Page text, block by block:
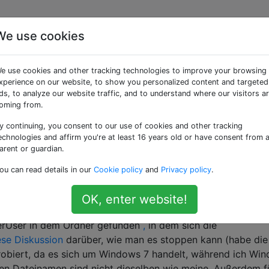
die Erstellung von%
häufig genug. Dieser Ordner
jedes Mal erstellt, wenn ich Skype öffne. Alternativ im
von
C:\Users\%username%\Tracing ?
in dem Ordner gefunden,in dem sich die
Diskussion darüber, wie man es stoppen kann (habe
da es sich um Windows 7 handelt, während ich
use cookies
use cookies and other tracking technologies to improve your browsing
on our website, to show you personalized content and targeted
to analyze our website traffic, and to understand where our visitors
from.
continuing, you consent to our use of cookies and other tracking
and affirm you're at least 16 years old or have consent from a
or guardian.
can read details in our Cookie policy and Privacy policy.
OK, enter website!